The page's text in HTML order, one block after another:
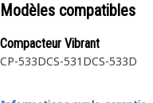
Modèles compatibles
Compacteur Vibrant
CP-533DCS-531DCS-533D